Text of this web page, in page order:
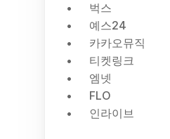
벅스
예스24
카카오뮤직
티켓링크
엠넷
FLO
인라이브